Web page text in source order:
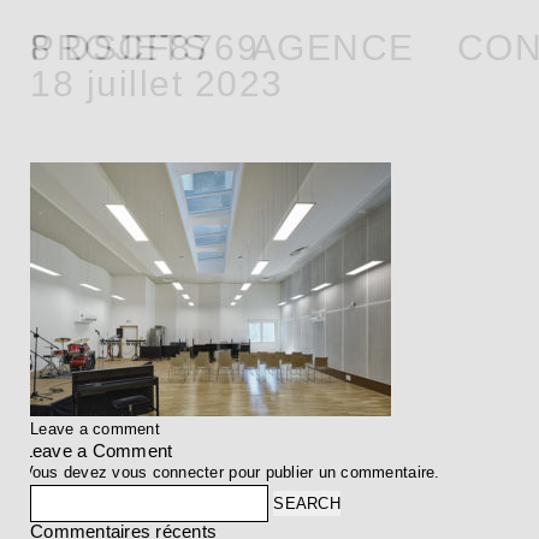
PROJETS AGENCE
8 DSCF8769
18 juillet 2023
Leave a comment
Leave a Comment
Vous devezvous connecterpour publier un commentaire.
Commentaires récents